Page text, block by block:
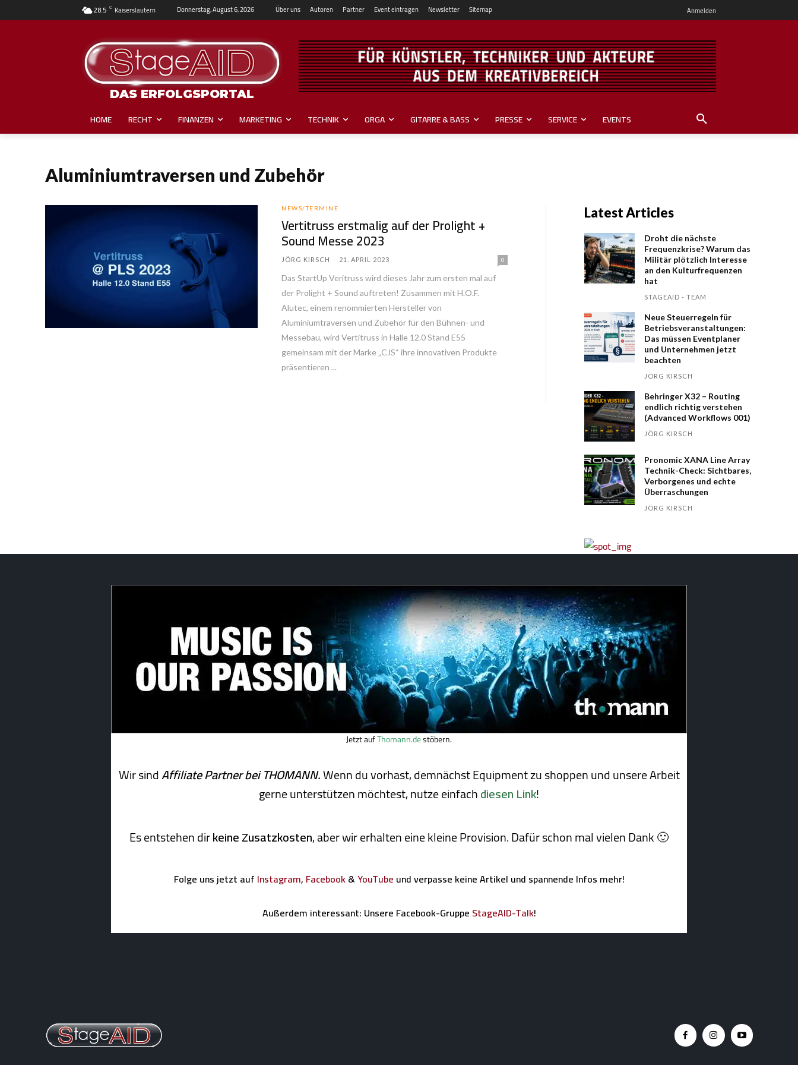
28.5 C Kaiserslautern Donnerstag, August 6, 2026 Über uns Autoren Partner Event eintragen Newsletter Sitemap Anmelden
DAS ERFOLGSPORTAL
HOME RECHT FINANZEN MARKETING TECHNIK ORGA GITARRE & BASS PRESSE SERVICE EVENTS
Aluminiumtraversen und Zubehör
NEWS/TERMINE
Vertitruss erstmalig auf der Prolight +
Sound Messe 2023
JÖRG KIRSCH - 21. APRIL 2023 0
Das StartUp Veritruss wird dieses Jahr zum ersten mal auf
der Prolight + Sound auftreten! Zusammen mit H.O.F.
Alutec, einem renommierten Hersteller von
Aluminiumtraversen und Zubehör für den Bühnen- und
Messebau, wird Vertitruss in Halle 12.0 Stand E55
gemeinsam mit der Marke „CJS“ ihre innovativen Produkte
präsentieren ...
Latest Articles
Droht die nächste
Frequenzkrise? Warum das
Mili­tär plötzlich Inte­resse
an den Kultur­fre­quen­zen
hat
STAGEAID - TEAM
Neue Steuerregeln für
Betriebs­ver­an­stal­tungen:
Das müssen Event­planer
und Unter­nehmen jetzt
beachten
JÖRG KIRSCH
Behringer X32 – Routing
endlich richtig verstehen
(Advanced Workflows 001)
JÖRG KIRSCH
Pronomic XANA Line Array
Technik-Check: Sichtbares,
Verborgenes und echte
Überraschungen
JÖRG KIRSCH
Jetzt aufThomann.destöbern.
Wir sindAffiliate Partner bei THOMANN.Wenn du vorhast, demnächst Equipment zu shoppen und unsere Arbeit
gerne unterstützen möchtest, nutze einfachdiesen Link!
Es entstehen dirkeine Zusatzkosten, aber wir erhalten eine kleine Pro­vi­sion. Dafür schon mal vielen Dank 🙂
Folge uns jetzt auf Instagram, Facebook&YouTube und verpasse keine Artikel und spannende Infos mehr!
Außerdem interessant: Unsere Facebook-Gruppe StageAID-Talk!